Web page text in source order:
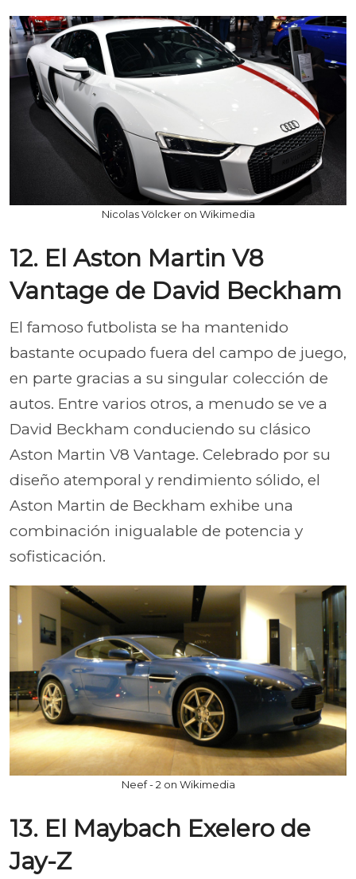
Nicolas Völcker on Wikimedia
12. El Aston Martin V8
Vantage de David Beckham
El famoso futbolista se ha mantenido
bastante ocupado fuera del campo de juego,
en parte gracias a su singular colección de
autos. Entre varios otros, a menudo se ve a
David Beckham conduciendo su clásico
Aston Martin V8 Vantage. Celebrado por su
diseño atemporal y rendimiento sólido, el
Aston Martin de Beckham exhibe una
combinación inigualable de potencia y
sofisticación.
Neef - 2 on Wikimedia
13. El Maybach Exelero de
Jay-Z